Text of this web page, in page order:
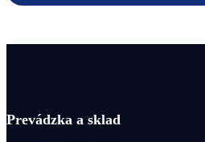
Prevádzka a sklad